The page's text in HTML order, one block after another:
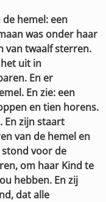
hemel: een
was onder haar
van twaalf sterren.
uit in
En er
En zie: een
en tien horens.
En zijn staart
van de hemel en
stond voor de
om haar Kind te
hebben. En zij
dat alle